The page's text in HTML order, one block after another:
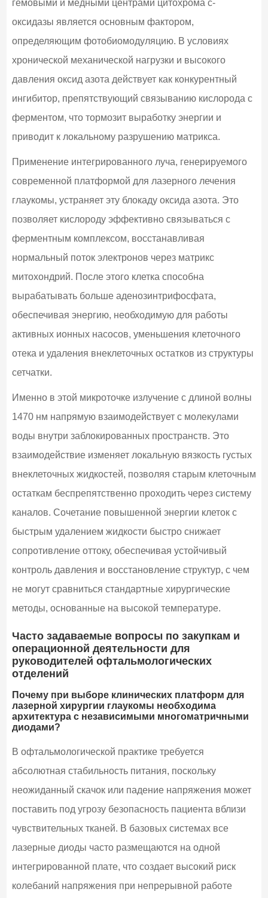
гемовыми и медными центрами цитохрома c-
оксидазы является основным фактором,
определяющим фотобиомодуляцию. В условиях
хронической механической нагрузки и высокого
давления оксид азота действует как конкурентный
ингибитор, препятствующий связыванию кислорода с
ферментом, что тормозит выработку энергии и
приводит к локальному разрушению матрикса.
Применение интегрированного луча, генерируемого
современной платформой для лазерного лечения
глаукомы, устраняет эту блокаду оксида азота. Это
позволяет кислороду эффективно связываться с
ферментным комплексом, восстанавливая
нормальный поток электронов через матрикс
митохондрий. После этого клетка способна
вырабатывать больше аденозинтрифосфата,
обеспечивая энергию, необходимую для работы
активных ионных насосов, уменьшения клеточного
отека и удаления внеклеточных остатков из структуры
сетчатки.
Именно в этой микроточке излучение с длиной волны
1470 нм напрямую взаимодействует с молекулами
воды внутри заблокированных пространств. Это
взаимодействие изменяет локальную вязкость густых
внеклеточных жидкостей, позволяя старым клеточным
остаткам беспрепятственно проходить через систему
каналов. Сочетание повышенной энергии клеток с
быстрым удалением жидкости быстро снижает
сопротивление оттоку, обеспечивая устойчивый
контроль давления и восстановление структур, с чем
не могут сравниться стандартные хирургические
методы, основанные на высокой температуре.
Часто задаваемые вопросы по закупкам и
операционной деятельности для
руководителей офтальмологических
отделений
Почему при выборе клинических платформ для
лазерной хирургии глаукомы необходима
архитектура с независимыми многоматричными
диодами?
В офтальмологической практике требуется
абсолютная стабильность питания, поскольку
неожиданный скачок или падение напряжения может
поставить под угрозу безопасность пациента вблизи
чувствительных тканей. В базовых системах все
лазерные диоды часто размещаются на одной
интегрированной плате, что создает высокий риск
колебаний напряжения при непрерывной работе